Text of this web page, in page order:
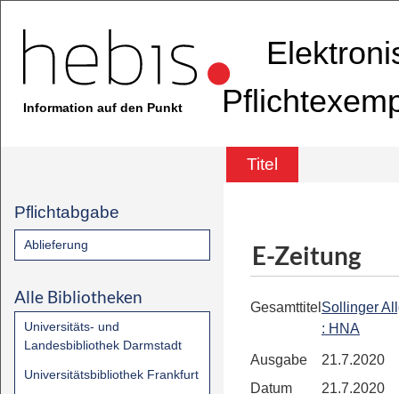
Information auf den Punkt
Titel
Pflichtabgabe
Ablieferung
Alle Bibliotheken
Universitäts- und
Landesbibliothek Darmstadt
Universitätsbibliothek Frankfurt
E-Zeitung
Gesamttitel Sollinger
: HNA
Ausgabe
21.7.2020
Datum
21.7.2020